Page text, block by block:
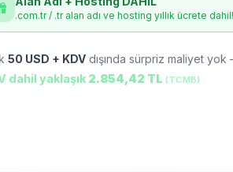
.com.tr / .tr alan adı ve hosting yıllık ücrete dahil!
50 USD + KDV dışında sürpriz maliyet
dahil yaklaşık 2.854,42 TL (TCMB)